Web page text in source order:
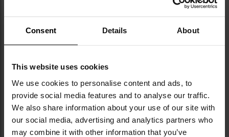
Consent Details About
This website uses cookies
We use cookies to personalise content and ads, to
provide social media features and to analyse our traffic.
We also share information about your use of our site with
our social media, advertising and analytics partners who
may combine it with other information that you’ve
температури.
13.Водонепроникні сірники Mil-Tec - 4 упаковки
вогню під час дощу, вітру чи хуртовини. Запальна
полегшує запалювання сірника.
14.Водонепроникний чохол M-Tac 190 х 120 мм -
Olive - Водонепроникний чохол з щільною
застібкою на шнурку, яка додатково фіксується
нашивкою на липучці. Виготовлений з силікону.